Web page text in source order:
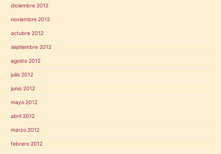
diciembre 2012
noviembre 2012
octubre 2012
septiembre 2012
agosto 2012
julio 2012
junio 2012
mayo 2012
abril 2012
marzo 2012
febrero 2012